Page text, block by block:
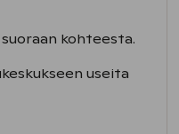
kohteesta.
useita